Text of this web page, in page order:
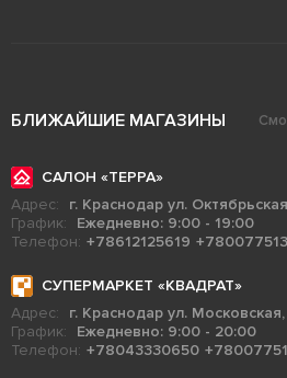
БЛИЖАЙШИЕ МАГАЗИНЫ
САЛОН «ТЕРРА»
Адрес:
г. Краснодар ул.
График:
Ежедневно: 9:00 - 19:00
Телефон: +78612125619
СУПЕРМАРКЕТ «КВАДРАТ»
Адрес:
г. Краснодар ул.
График:
Ежедневно: 9:00 - 20:00
Телефон: +78043330650